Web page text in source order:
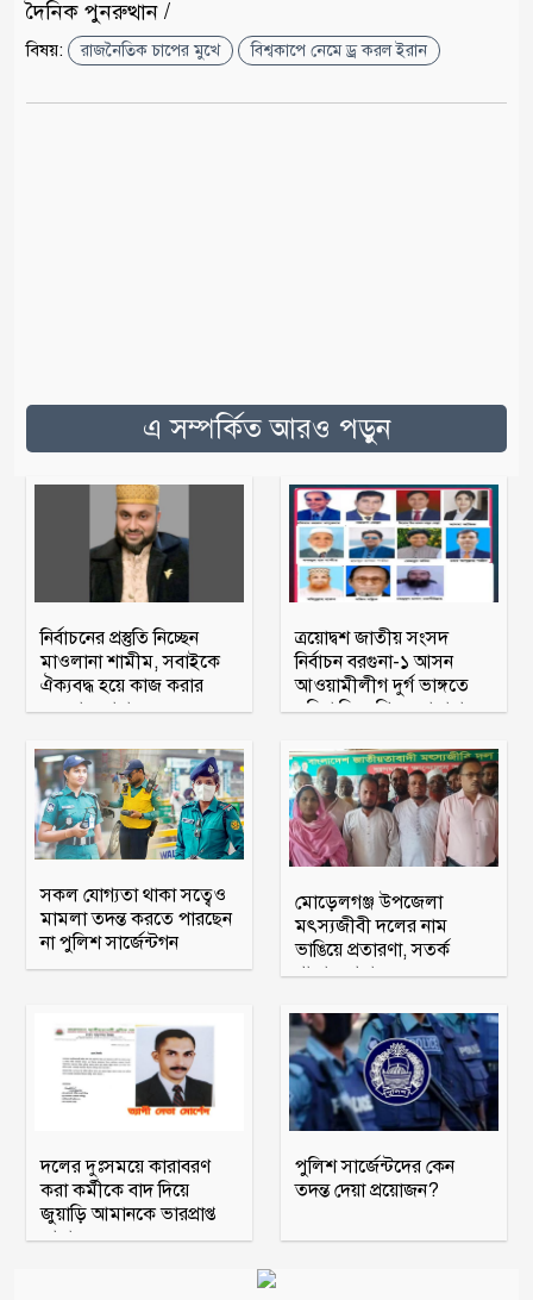
দৈনিক পুনরুত্থান /
বিষয়: রাজনৈতিক চাপের মুখে বিশ্বকাপে নেমে ড্র করল ইরান
এ সম্পর্কিত আরও পড়ুন
নির্বাচনের প্রস্তুতি নিচ্ছেন
মাওলানা শামীম, সবাইকে
ঐক্যবদ্ধ হয়ে কাজ করার
অহব্বান জানান
ত্রয়োদ্বশ জাতীয় সংসদ
নির্বাচন বরগুনা-১ আসন
আওয়ামীলীগ দুর্গ ভাঙ্গতে
মরিয়া বিএনপি ও জামায়াত
সকল যোগ্যতা থাকা সত্বেও
মামলা তদন্ত করতে পারছেন
না পুলিশ সার্জেন্টগন
মোড়েলগঞ্জ উপজেলা
মৎস্যজীবী দলের নাম
ভাঙিয়ে প্রতারণা, সতর্ক
থাকার আহ্বান
দলের দুঃসময়ে কারাবরণ
করা কর্মীকে বাদ দিয়ে
জুয়াড়ি আমানকে ভারপ্রাপ্ত
আহ্বায়ক
পুলিশ সার্জেন্টদের কেন
তদন্ত দেয়া প্রয়োজন?